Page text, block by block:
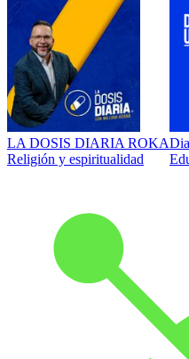
LA DOSIS DIARIA ROKA
Religión y espiritualidad